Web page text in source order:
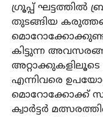
ഗ്രൂപ്പ്
തുടങ്ങിയ
മൊറോക്കോക്കുണ്ട്.
കിട്ടുന്ന
എന്നിവരെ
മൊറോക്കോക്ക്
ക്വാർട്ടർ